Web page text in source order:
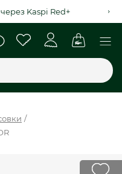
Kaspi Red+